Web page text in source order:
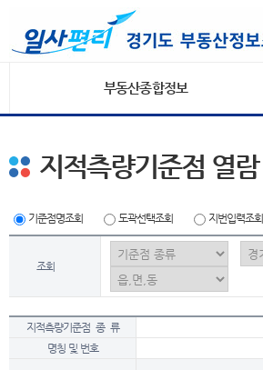
부동산종합정보
지적측량기준점 열람
기준점명조회 도곽선택조회 지번입력조회
조회
지적측량기준점 종 류
명칭 및 번호